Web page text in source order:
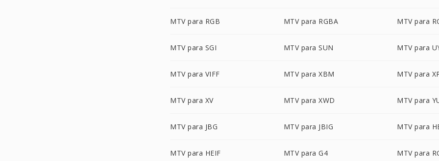
MTV para RGB MTV para RGBA MTV para
MTV para SGI MTV para SUN MTV para
MTV para VIFF MTV para XBM MTV para
MTV para XV MTV para XWD MTV para
MTV para JBG MTV para JBIG MTV para
MTV para HEIF MTV para G4 MTV para